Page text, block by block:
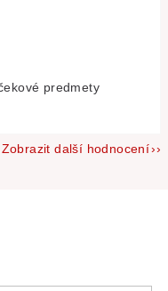
z 5 hvězdiček.
predmety
Zobrazit další hodnocení